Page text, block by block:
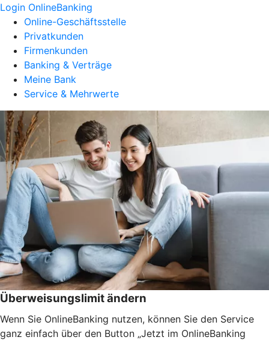
Login OnlineBanking
Online-Geschäftsstelle
Privatkunden
Firmenkunden
Banking & Verträge
Meine Bank
Service & Mehrwerte
Überweisungslimit ändern
Wenn Sie OnlineBanking nutzen, können Sie den Service
ganz einfach über den Button „Jetzt im OnlineBanking